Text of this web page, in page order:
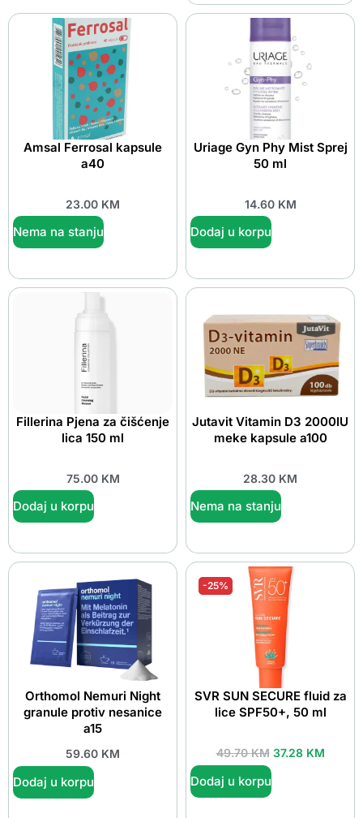
Amsal Ferrosal kapsule
a40
23.00 KM
Nema na stanju
Uriage Gyn Phy Mist Sprej
50 ml
14.60 KM
Dodaj u korpu
Fillerina Pjena za čišćenje
lica 150 ml
75.00 KM
Dodaj u korpu
Jutavit Vitamin D3 2000IU
meke kapsule a100
28.30 KM
Nema na stanju
Orthomol Nemuri Night
granule protiv nesanice
a15
59.60 KM
Dodaj u korpu
-25%
SVR SUN SECURE fluid za
lice SPF50+, 50 ml
49.70KM 37.28 KM
Dodaj u korpu